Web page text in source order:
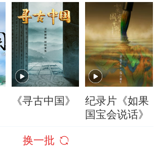
《寻古中国》
纪录片《如果
国宝会说话》
换一批